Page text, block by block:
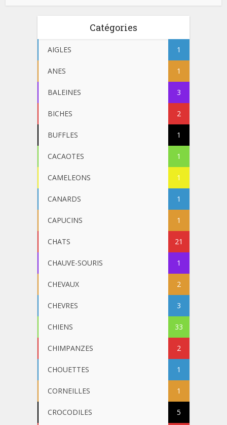
Catégories
AIGLES 1
ANES 1
BALEINES 3
BICHES 2
BUFFLES 1
CACAOTES 1
CAMELEONS 1
CANARDS 1
CAPUCINS 1
CHATS 21
CHAUVE-SOURIS 1
CHEVAUX 2
CHEVRES 3
CHIENS 33
CHIMPANZES 2
CHOUETTES 1
CORNEILLES 1
CROCODILES 5